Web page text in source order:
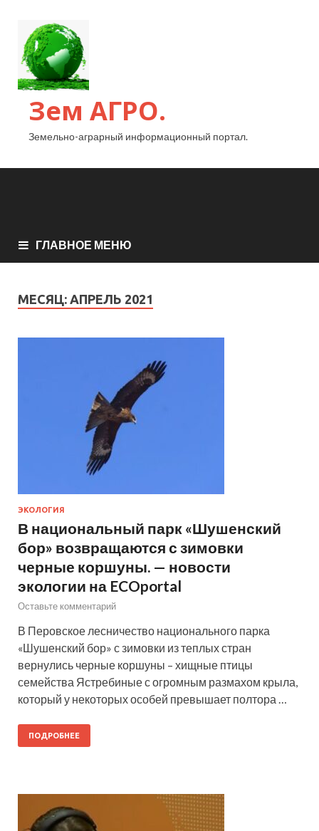
Зем АГРО.
Земельно-аграрный информационный портал.
ГЛАВНОЕ МЕНЮ
МЕСЯЦ: АПРЕЛЬ 2021
ЭКОЛОГИЯ
В национальный парк «Шушенский
бор» возвращаются с зимовки
черные коршуны. — новости
экологии на ECOportal
Оставьте комментарий
В Перовское лесничество национального парка
«Шушенский бор» с зимовки из теплых стран
вернулись черные коршуны – хищные птицы
семейства Ястребиные с огромным размахом крыла,
который у некоторых особей превышает полтора …
ПОДРОБНЕЕ